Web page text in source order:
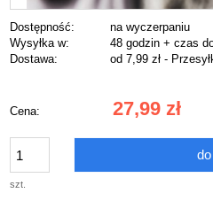
Dostępność:
na wyczerpaniu
Wysyłka w:
48 godzin + czas
Dostawa:
od 7,99 zł -
Cena nie zawiera ewentualnych
Cena: 27,99 zł
szt.